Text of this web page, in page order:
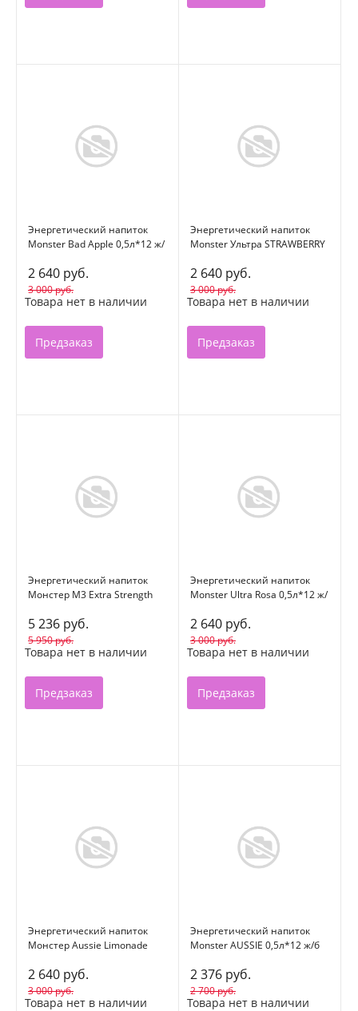
Энергетический напиток
Monster Bad Apple 0,5л*12 ж/
2 640 руб.
3 000 руб.
Товара нет в наличии
Предзаказ
Энергетический напиток
Monster Ультра STRAWBERRY
2 640 руб.
3 000 руб.
Товара нет в наличии
Предзаказ
Энергетический напиток
Монстер M3 Extra Strength
5 236 руб.
5 950 руб.
Товара нет в наличии
Предзаказ
Энергетический напиток
Monster Ultra Rosa 0,5л*12 ж/
2 640 руб.
3 000 руб.
Товара нет в наличии
Предзаказ
Энергетический напиток
Монстер Aussie Limonade
2 640 руб.
3 000 руб.
Товара нет в наличии
Энергетический напиток
Monster AUSSIE 0,5л*12 ж/б
2 376 руб.
2 700 руб.
Товара нет в наличии